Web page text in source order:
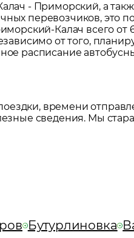
- Приморский, а
перевозчиков, это
Калач всего от
от того,
расписание
времени
сведения. Мы
Бутурлиновка